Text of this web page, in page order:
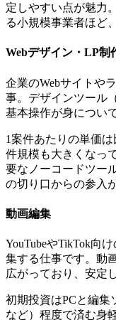
定しやすい点が魅力
る小規模事業者ほど
Webデザイン・LP制
企業のWebサイトや
事。デザインツール
基本操作が身につい
1案件あたりの単価
件規模も大きくなっ
要なノーコードツー
の切り口からの参入
動画編集
YouTubeやTikTok向
集する仕事です。動
広がっており、安定
初期投資はPCと編集
など）程度で済む身